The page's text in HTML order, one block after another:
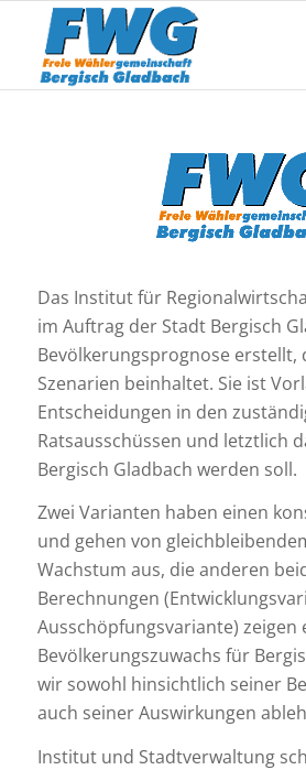
Das Institut für
im Auftrag der Stadt Bergisch
Bevölkerungsprognose erstellt,
Szenarien beinhaltet. Sie ist
Entscheidungen in den
Ratsausschüssen und letztlich
Bergisch Gladbach werden soll.
Zwei Varianten haben einen
und gehen von
Wachstum aus, die anderen
Berechnungen
Ausschöpfungsvariante) zeigen
Bevölkerungszuwachs für
wir sowohl hinsichtlich seiner
auch seiner Auswirkungen
Institut und Stadtverwaltung